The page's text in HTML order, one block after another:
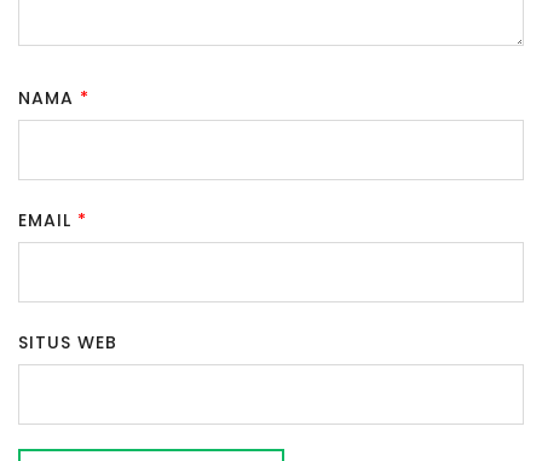
NAMA *
EMAIL *
SITUS WEB